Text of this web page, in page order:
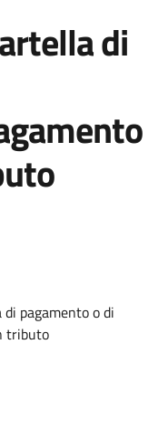
di
pagamento o di
tributo